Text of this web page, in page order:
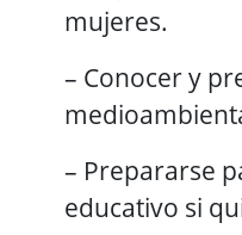
mujeres.
– Conocer y
– Prepararse
educativo si